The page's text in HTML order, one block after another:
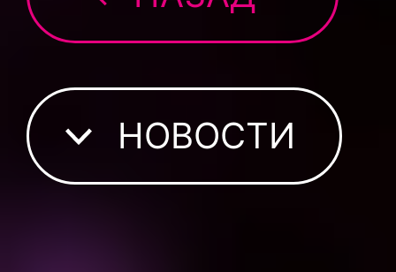
НОВОСТИ